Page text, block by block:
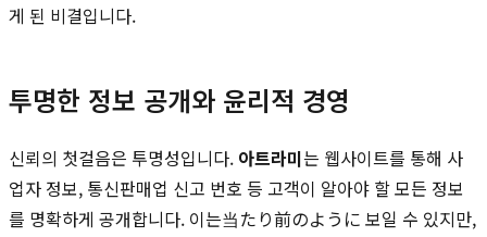
게 된 비결입니다.
투명한 정보 공개와 윤리적 경영
신뢰의 첫걸음은 투명성입니다. 아트라미는 웹사이트를 통해 사
업자 정보, 통신판매업 신고 번호 등 고객이 알아야 할 모든 정보
를 명확하게 공개합니다. 이는当たり前のように 보일 수 있지만,